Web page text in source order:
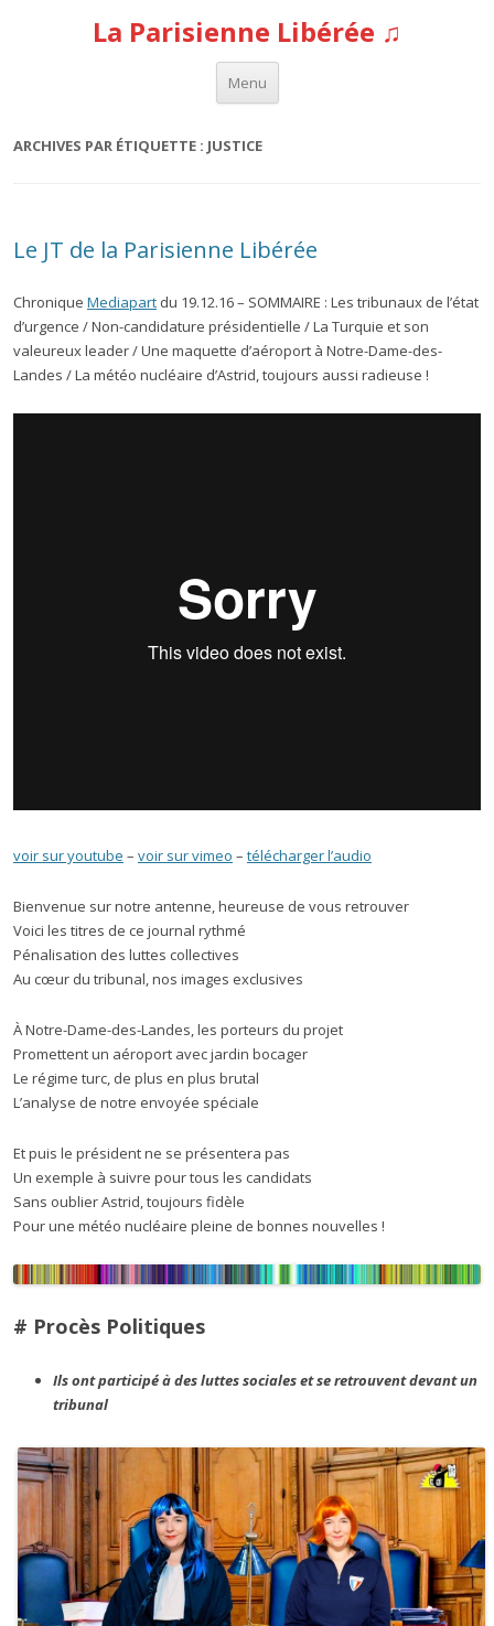
La Parisienne Libérée ♫
Menu
Aller au contenu
ARCHIVES PAR ÉTIQUETTE : JUSTICE
Le JT de la Parisienne Libérée
Chronique Mediapart du 19.12.16 – SOMMAIRE : Les tribunaux de l’état
d’urgence / Non-candidature présidentielle / La Turquie et son
valeureux leader / Une maquette d’aéroport à Notre-Dame-des-
Landes / La météo nucléaire d’Astrid, toujours aussi radieuse !
voir sur youtube – voir sur vimeo – télécharger l’audio
Bienvenue sur notre antenne, heureuse de vous retrouver
Voici les titres de ce journal rythmé
Pénalisation des luttes collectives
Au cœur du tribunal, nos images exclusives
À Notre-Dame-des-Landes, les porteurs du projet
Promettent un aéroport avec jardin bocager
Le régime turc, de plus en plus brutal
L’analyse de notre envoyée spéciale
Et puis le président ne se présentera pas
Un exemple à suivre pour tous les candidats
Sans oublier Astrid, toujours fidèle
Pour une météo nucléaire pleine de bonnes nouvelles !
# Procès Politiques
Ils ont participé à des luttes sociales et se retrouvent devant un
tribunal